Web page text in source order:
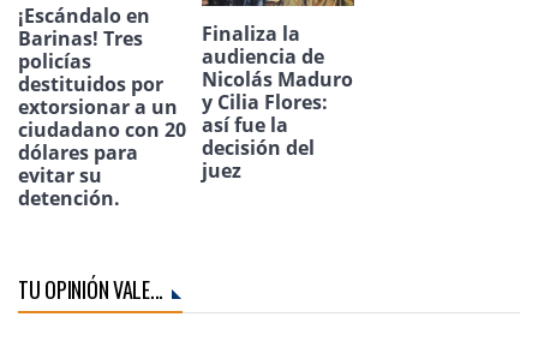
¡Escándalo en
Barinas! Tres
policías
destituidos por
extorsionar a un
ciudadano con 20
dólares para
evitar su
detención.
Finaliza la
audiencia de
Nicolás Maduro
y Cilia Flores:
así fue la
decisión del
juez
TU OPINIÓN VALE...